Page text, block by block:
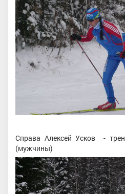
Справа Алексей Усков -
(мужчины)